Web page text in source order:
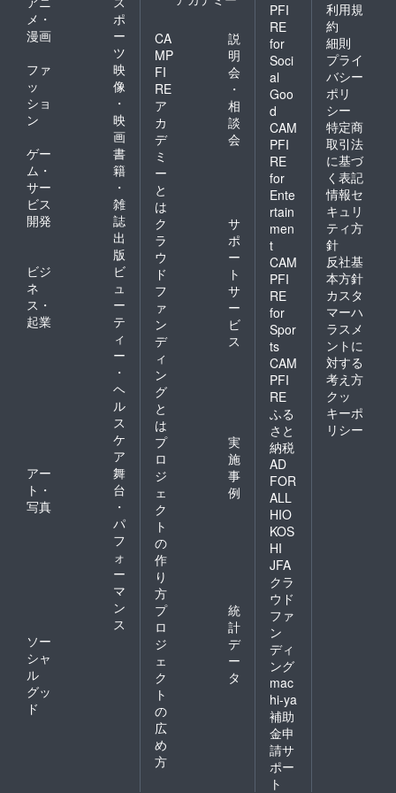
メ・
漫画
ポ
ー
ツ
ファ
ッ
ショ
ン
映
像
・
映
画
ゲー
ム・
サー
ビス
開発
書
籍
・
雑
誌
出
版
ビジ
ネ
ス・
起業
ビ
ュ
ー
テ
ィ
ー
・
ヘ
ル
ス
ケ
ア
アー
ト・
写真
舞
台
・
パ
フ
ォ
ー
マ
ン
ス
ソー
シャ
ル
グッ
ド
CA
MP
FI
RE
ア
カ
デ
ミ
ー
と
は
説
明
会
・
相
談
会
ク
ラ
ウ
ド
フ
ァ
ン
デ
ィ
ン
グ
と
は
サ
ポ
ー
ト
サ
ー
ビ
ス
プ
ロ
ジ
ェ
ク
ト
の
作
り
方
実
施
事
例
プ
ロ
ジ
ェ
ク
ト
の
広
め
方
統
計
デ
ー
タ
PFI
RE
for
Soci
al
Goo
d
CAM
PFI
RE
for
Ente
rtain
men
t
CAM
PFI
RE
for
Spor
ts
CAM
PFI
RE
ふる
さと
納税
AD
FOR
ALL
HIO
KOS
HI
JFA
クラ
ウド
ファ
ン
ディ
ング
mac
hi-ya
補助
金申
請サ
ポー
ト
利用規
約
細則
プライ
バシー
ポリ
シー
特定商
取引法
に基づ
く表記
情報セ
キュリ
ティ方
針
反社基
本方針
カスタ
マーハ
ラスメ
ントに
対する
考え方
クッ
キーポ
リシー